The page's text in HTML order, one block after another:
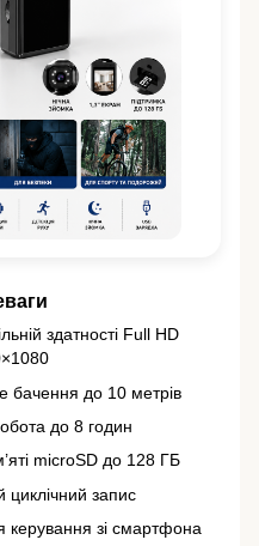
здатності Full HD
бачення до 10 метрів
до 8 годин
microSD до 128 ГБ
циклічний запис
керування зі смартфона